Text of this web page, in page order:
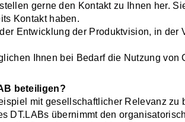
gerne den Kontakt zu Ihnen her.
Kontakt haben.
Entwicklung der Produktvision, in der
Ihnen bei Bedarf die Nutzung von
beteiligen?
mit gesellschaftlicher Relevanz zu
DT.LABs übernimmt den